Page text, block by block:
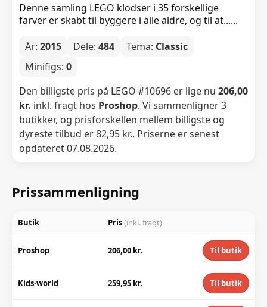
Denne samling LEGO klodser i 35 forskellige
farver er skabt til byggere i alle aldre, og til at......
År: 2015 Dele: 484 Tema: Classic
Minifigs: 0
Den billigste pris på LEGO #10696 er lige nu 206,00
kr. inkl. fragt hos Proshop. Vi sammenligner 3
butikker, og prisforskellen mellem billigste og
dyreste tilbud er 82,95 kr.. Priserne er senest
opdateret 07.08.2026.
Prissammenligning
Butik Pris(inkl. fragt)
Proshop 206,00 kr. Til butik
Kids-world 259,95 kr. Til butik